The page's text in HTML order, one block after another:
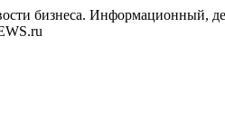
бизнеса. Информационный,